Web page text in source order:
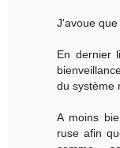
J'avoue
En dernier
du système
A moins
ruse afin